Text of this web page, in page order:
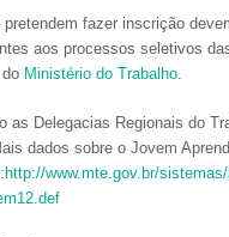
fazer inscrição
aos processos seletivos
Ministério do Trabalho.
as Delegacias Regionais do
dados sobre o Jovem
http://www.mte.gov.br/